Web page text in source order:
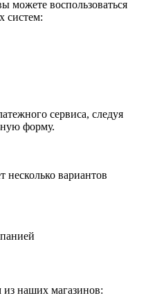
можете воспользоваться
систем:
сервиса, следуя
форму.
несколько вариантов
из наших магазинов: